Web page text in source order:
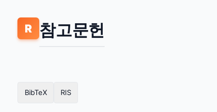
R 참고문헌
BibTeX RIS